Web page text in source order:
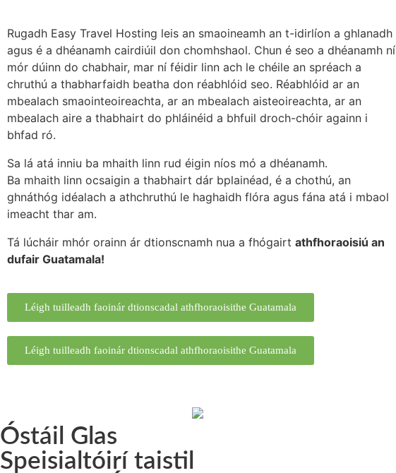
Rugadh Easy Travel Hosting leis an smaoineamh an t-idirlíon a ghlanadh
agus é a dhéanamh cairdiúil don chomhshaol. Chun é seo a dhéanamh ní
mór dúinn do chabhair, mar ní féidir linn ach le chéile an spréach a
chruthú a thabharfaidh beatha don réabhlóid seo. Réabhlóid ar an
mbealach smaointeoireachta, ar an mbealach aisteoireachta, ar an
mbealach aire a thabhairt do phláinéid a bhfuil droch-chóir againn i
bhfad ró.
Sa lá atá inniu ba mhaith linn rud éigin níos mó a dhéanamh.
Ba mhaith linn ocsaigin a thabhairt dár bplainéad, é a chothú, an
ghnáthóg idéalach a athchruthú le haghaidh flóra agus fána atá i mbaol
imeacht thar am.
Tá lúcháir mhór orainn ár dtionscnamh nua a fhógairt athfhoraoisiú an
dufair Guatamala!
Léigh tuilleadh faoinár dtionscadal athfhoraoisithe Guatamala
Léigh tuilleadh faoinár dtionscadal athfhoraoisithe Guatamala
Óstáil Glas
Speisialtóirí taistil